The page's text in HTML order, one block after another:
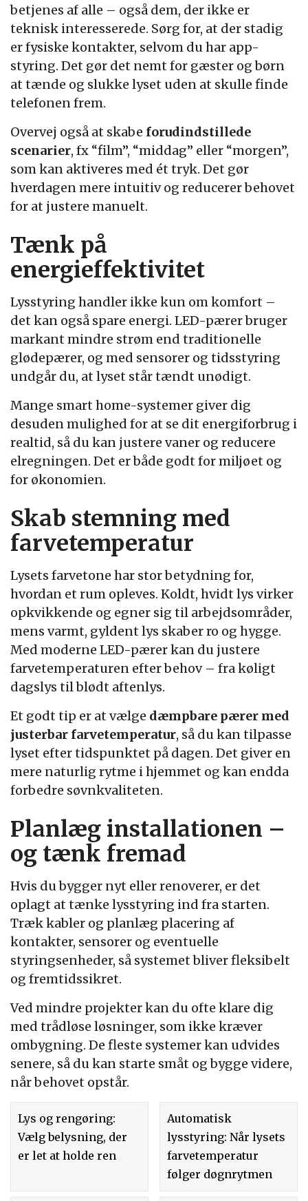
betjenes af alle – også dem, der ikke er
teknisk interesserede. Sørg for, at der stadig
er fysiske kontakter, selvom du har app-
styring. Det gør det nemt for gæster og børn
at tænde og slukke lyset uden at skulle finde
telefonen frem.
Overvej også at skabe forudindstillede
scenarier, fx “film”, “middag” eller “morgen”,
som kan aktiveres med ét tryk. Det gør
hverdagen mere intuitiv og reducerer behovet
for at justere manuelt.
Tænk på
energieffektivitet
Lysstyring handler ikke kun om komfort –
det kan også spare energi. LED-pærer bruger
markant mindre strøm end traditionelle
glødepærer, og med sensorer og tidsstyring
undgår du, at lyset står tændt unødigt.
Mange smart home-systemer giver dig
desuden mulighed for at se dit energiforbrug i
realtid, så du kan justere vaner og reducere
elregningen. Det er både godt for miljøet og
for økonomien.
Skab stemning med
farvetemperatur
Lysets farvetone har stor betydning for,
hvordan et rum opleves. Koldt, hvidt lys virker
opkvikkende og egner sig til arbejdsområder,
mens varmt, gyldent lys skaber ro og hygge.
Med moderne LED-pærer kan du justere
farvetemperaturen efter behov – fra køligt
dagslys til blødt aftenlys.
Et godt tip er at vælge dæmpbare pærer med
justerbar farvetemperatur, så du kan tilpasse
lyset efter tidspunktet på dagen. Det giver en
mere naturlig rytme i hjemmet og kan endda
forbedre søvnkvaliteten.
Planlæg installationen –
og tænk fremad
Hvis du bygger nyt eller renoverer, er det
oplagt at tænke lysstyring ind fra starten.
Træk kabler og planlæg placering af
kontakter, sensorer og eventuelle
styringsenheder, så systemet bliver fleksibelt
og fremtidssikret.
Ved mindre projekter kan du ofte klare dig
med trådløse løsninger, som ikke kræver
ombygning. De fleste systemer kan udvides
senere, så du kan starte småt og bygge videre,
når behovet opstår.
Lys og rengøring:
Vælg belysning, der
er let at holde ren
Automatisk
lysstyring: Når lysets
farvetemperatur
følger døgnrytmen